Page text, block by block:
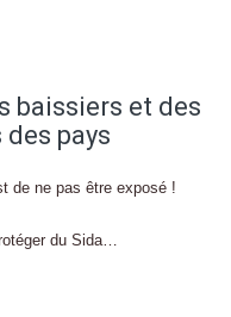
baissiers et des
pays
de ne pas être exposé !
du Sida…